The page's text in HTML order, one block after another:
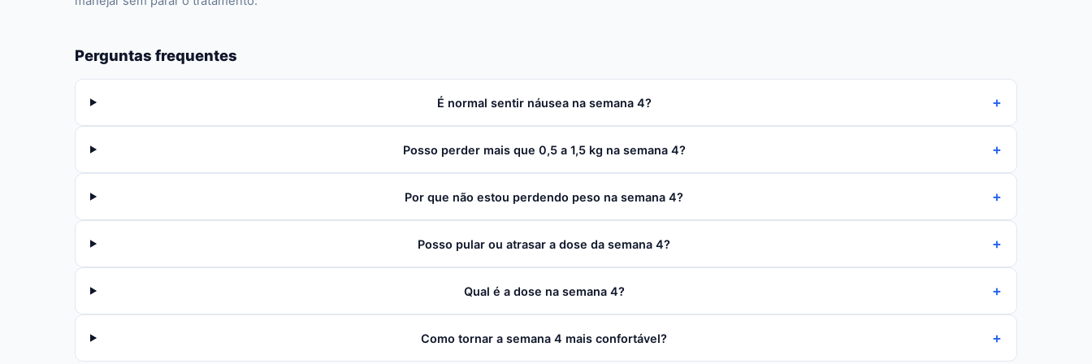
Perguntas frequentes
É normal sentir náusea na semana 4? +
Posso perder mais que 0,5 a 1,5 kg na semana 4? +
Por que não estou perdendo peso na semana 4? +
Posso pular ou atrasar a dose da semana 4? +
Qual é a dose na semana 4? +
Como tornar a semana 4 mais confortável? +